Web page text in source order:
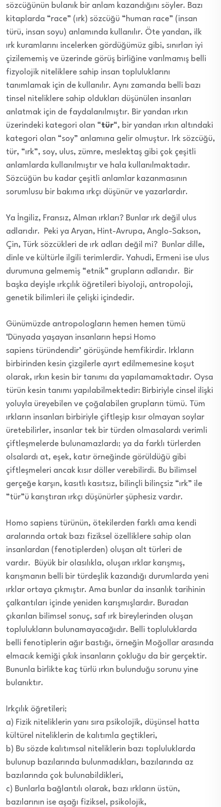
sözcüğünün bulanık bir anlam kazandığını söyler. Bazı
kitaplarda “race” (ırk) sözcüğü “human race” (insan
türü, insan soyu) anlamında kullanılır. Öte yandan, ilk
ırk kuramlarını incelerken gördüğümüz gibi, sınırları iyi
çizilememiş ve üzerinde görüş birliğine varılmamış belli
fizyolojik niteliklere sahip insan topluluklarını
tanımlamak için de kullanılır. Aynı zamanda belli bazı
tinsel niteliklere sahip oldukları düşünülen insanları
anlatmak için de faydalanılmıştır. Bir yandan ırkın
üzerindeki kategori olan “tür“, bir yandan ırkın altındaki
kategori olan “soy” anlamına gelir olmuştur. Irk sözcüğü,
tür, “ırk”, soy, ulus, zümre, meslektaş gibi çok çeşitli
anlamlarda kullanılmıştır ve hala kullanılmaktadır.
Sözcüğün bu kadar çeşitli anlamlar kazanmasının
sorumlusu bir bakıma ırkçı düşünür ve yazarlardır.
Ya İngiliz, Fransız, Alman ırkları? Bunlar ırk değil ulus
adlarıdır. Peki ya Aryan, Hint-Avrupa, Anglo-Sakson,
Çin, Türk sözcükleri de ırk adları değil mi? Bunlar dille,
dinle ve kültürle ilgili terimlerdir. Yahudi, Ermeni ise ulus
durumuna gelmemiş “etnik” grupların adlarıdır. Bir
başka deyişle ırkçılık öğretileri biyoloji, antropoloji,
genetik bilimleri ile çelişki içindedir.
Günümüzde antropologların hemen hemen tümü
‘Dünyada yaşayan insanların hepsi Homo
sapiens türündendir’ görüşünde hemfikirdir. Irkların
birbirinden kesin çizgilerle ayırt edilmemesine koşut
olarak, ırkın kesin bir tanımı da yapılamamaktadır. Oysa
türün kesin tanımı yapılabilmektedir: Birbiriyle cinsel ilişki
yoluyla üreyebilen ve çoğalabilen grupların tümü. Tüm
ırkların insanları birbiriyle çiftleşip kısır olmayan soylar
üretebilirler, insanlar tek bir türden olmasalardı verimli
çiftleşmelerde bulunamazlardı; ya da farklı türlerden
olsalardı at, eşek, katır örneğinde görüldüğü gibi
çiftleşmeleri ancak kısır döller verebilirdi. Bu bilimsel
gerçeğe karşın, kasıtlı kasıtsız, bilinçli bilinçsiz “ırk” ile
“tür”ü karıştıran ırkçı düşünürler şüphesiz vardır.
Homo sapiens türünün, ötekilerden farklı ama kendi
aralarında ortak bazı fiziksel özelliklere sahip olan
insanlardan (fenotiplerden) oluşan alt türleri de
vardır. Büyük bir olasılıkla, oluşan ırklar karışmış,
karışmanın belli bir türdeşlik kazandığı durumlarda yeni
ırklar ortaya çıkmıştır. Ama bunlar da insanlık tarihinin
çalkantıları içinde yeniden karışmışlardır. Buradan
çıkarılan bilimsel sonuç, saf ırk bireylerinden oluşan
toplulukların bulunamayacağıdır. Belli topluluklarda
belli fenotiplerin ağır bastığı, örneğin Moğollar arasında
elmacık kemiği çıkık insanların çokluğu da bir gerçektir.
Bununla birlikte kaç türlü ırkın bulunduğu sorunu yine
bulanıktır.
Irkçılık öğretileri;
a) Fizik niteliklerin yanı sıra psikolojik, düşünsel hatta
kültürel niteliklerin de kalıtımla geçtikleri,
b) Bu sözde kalıtımsal niteliklerin bazı topluluklarda
bulunup bazılarında bulunmadıkları, bazılarında az
bazılarında çok bulunabildikleri,
c) Bunlarla bağlantılı olarak, bazı ırkların üstün,
bazılarının ise aşağı fiziksel, psikolojik,